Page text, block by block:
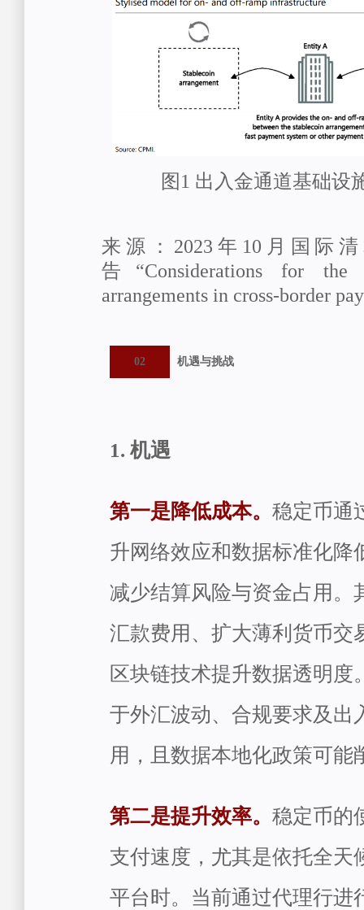
图1 出入金通道基础设
来源： 2023年10月国际
告“Considerations for the
arrangements in cross-border
02 机遇与挑战
1. 机遇
第一是降低成本。 稳定币通
升网络效应和数据标准化降
减少结算风险与资金占用。
汇款费用、扩大薄利货币交
区块链技术提升数据透明度
于外汇波动、合规要求及出
用，且数据本地化政策可能
第二是提升效率。 稳定币的
支付速度，尤其是依托全天
平台时。当前通过代理行进